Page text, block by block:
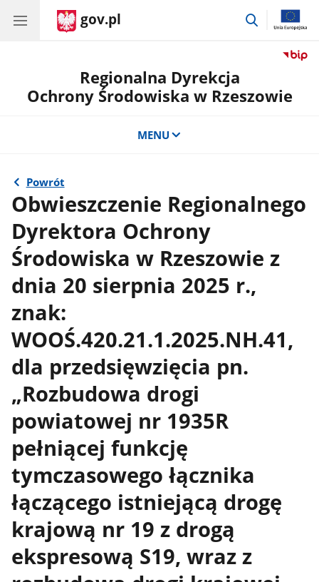
gov.pl
przejdź
Regionalna Dyrekcja
Ochrony Środowiska w Rzeszowie
MENU
Powrót
Obwieszczenie Regionalnego
Dyrektora Ochrony
Środowiska w Rzeszowie z
dnia 20 sierpnia 2025 r.,
znak:
WOOŚ.420.21.1.2025.NH.41,
dla przedsięwzięcia pn.
„Rozbudowa drogi
powiatowej nr 1935R
pełniącej funkcję
tymczasowego łącznika
łączącego istniejącą drogę
krajową nr 19 z drogą
ekspresową S19, wraz z